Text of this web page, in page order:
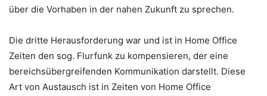
über die Vorhaben in der nahen Zukunft zu sprechen.
Die dritte Herausforderung war und ist in Home Office
Zeiten den sog. Flurfunk zu kompensieren, der eine
bereichsübergreifenden Kommunikation darstellt. Diese
Art von Austausch ist in Zeiten von Home Office